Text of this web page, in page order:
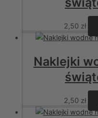
2,50 zł
Naklejki
2,50 zł